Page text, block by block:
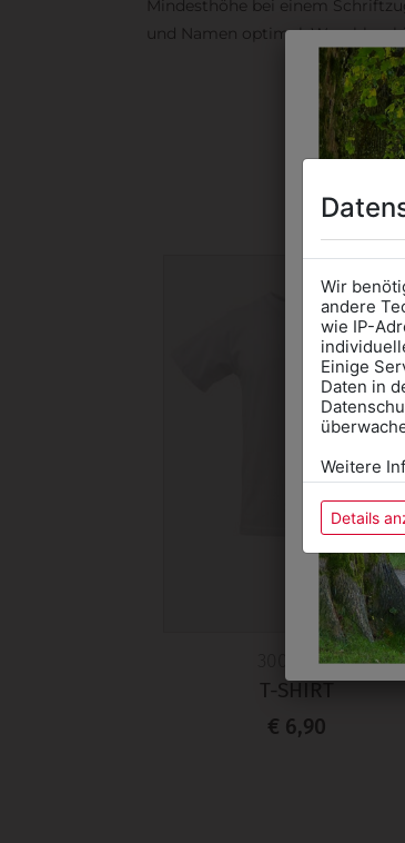
Mindesthöhe bei einem
und Namen optimal. Waschbar
3003T001
T-SHIRT
€ 6,90
Wir
andere
wie IP-
Einige
Daten in
Weitere
Details